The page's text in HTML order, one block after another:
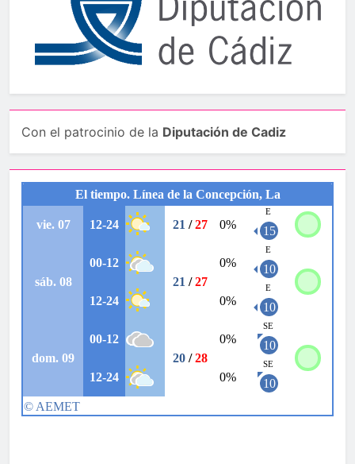
Con el patrocinio de la Diputación de Cadiz